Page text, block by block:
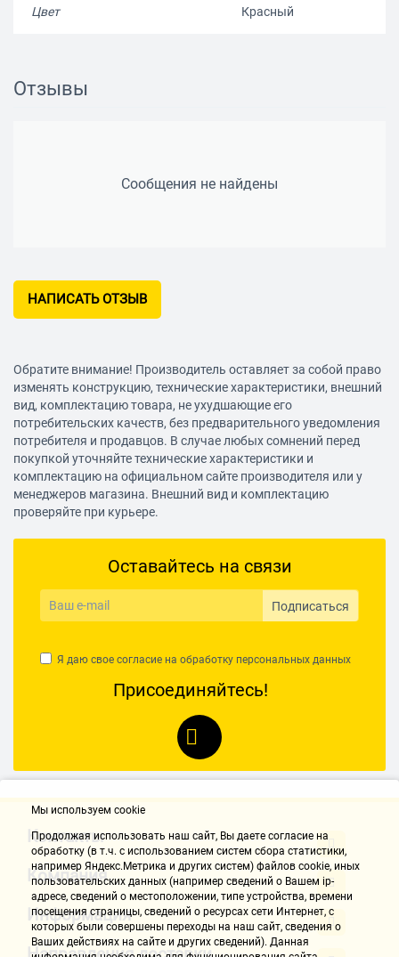
Цвет
Красный
Отзывы
Сообщения не найдены
НАПИСАТЬ ОТЗЫВ
Обратите внимание! Производитель оставляет за собой право
изменять конструкцию, технические характеристики, внешний
вид, комплектацию товара, не ухудшающие его
потребительских качеств, без предварительного уведомления
потребителя и продавцов. В случае любых сомнений перед
покупкой уточняйте технические характеристики и
комплектацию на официальном сайте производителя или у
менеджеров магазина. Внешний вид и комплектацию
проверяйте при курьере.
Оставайтесь на связи
Подписаться
Я даю свое согласие на обработку персональных данных
Присоединяйтесь!
Контакты
Компания
Информация
Мы используем cookie
Продолжая использовать наш cайт, Вы даете согласие на
обработку (в т.ч. с использованием систем сбора статистики,
например Яндекс.Метрика и других систем) файлов cookie, иных
пользовательских данных (например сведений о Вашем ip-
адресе, сведений о местоположении, типе устройства, времени
посещения страницы, сведений о ресурсах сети Интернет, с
которых были совершены переходы на наш сайт, сведения о
Ваших действиях на сайте и других сведений). Данная